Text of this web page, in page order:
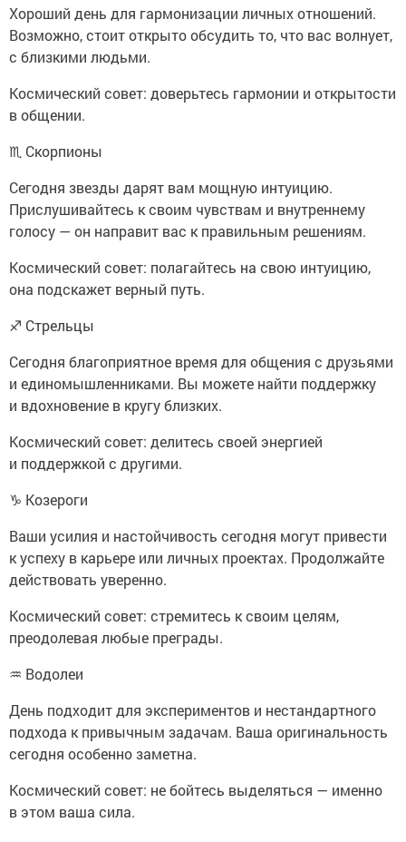
Хороший день для гармонизации личных отношений.
Возможно, стоит открыто обсудить то, что вас волнует,
с близкими людьми.
Космический совет: доверьтесь гармонии и открытости
в общении.
♏ Скорпионы
Сегодня звезды дарят вам мощную интуицию.
Прислушивайтесь к своим чувствам и внутреннему
голосу — он направит вас к правильным решениям.
Космический совет: полагайтесь на свою интуицию,
она подскажет верный путь.
♐ Стрельцы
Сегодня благоприятное время для общения с друзьями
и единомышленниками. Вы можете найти поддержку
и вдохновение в кругу близких.
Космический совет: делитесь своей энергией
и поддержкой с другими.
♑ Козероги
Ваши усилия и настойчивость сегодня могут привести
к успеху в карьере или личных проектах. Продолжайте
действовать уверенно.
Космический совет: стремитесь к своим целям,
преодолевая любые преграды.
♒ Водолеи
День подходит для экспериментов и нестандартного
подхода к привычным задачам. Ваша оригинальность
сегодня особенно заметна.
Космический совет: не бойтесь выделяться — именно
в этом ваша сила.